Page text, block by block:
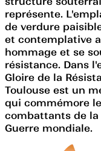
représente.
de verdure
et contemplative
hommage et se
résistance. Dans
Gloire de la
Toulouse est un
qui commémore
combattants de la
Guerre mondiale.